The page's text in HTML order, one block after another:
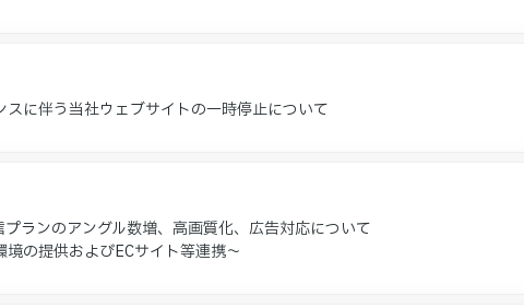
スに伴う当社ウェブサイトの一時停止について
プランのアングル数増、高画質化、広告対応について
境の提供およびECサイト等連携～